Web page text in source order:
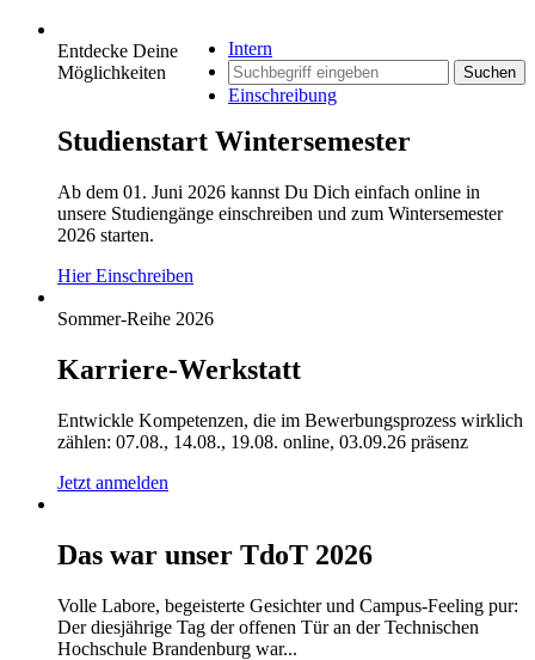
Intern
Suchen
Einschreibung
Entdecke Deine
Möglichkeiten
Studienstart Wintersemester
Ab dem 01. Juni 2026 kannst Du Dich einfach online in
unsere Studiengänge einschreiben und zum Wintersemester
2026 starten.
Hier Einschreiben
Sommer-Reihe 2026
Karriere-Werkstatt
Entwickle Kompetenzen, die im Bewerbungsprozess wirklich
zählen: 07.08., 14.08., 19.08. online, 03.09.26 präsenz
Jetzt anmelden
Das war unser TdoT 2026
Volle Labore, begeisterte Gesichter und Campus-Feeling pur:
Der diesjährige Tag der offenen Tür an der Technischen
Hochschule Brandenburg war...